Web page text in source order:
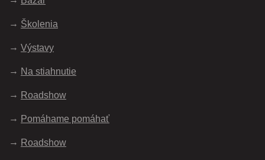
Školenia
Výstavy
Na stiahnutie
Roadshow
Pomáhame pomáhať
Roadshow